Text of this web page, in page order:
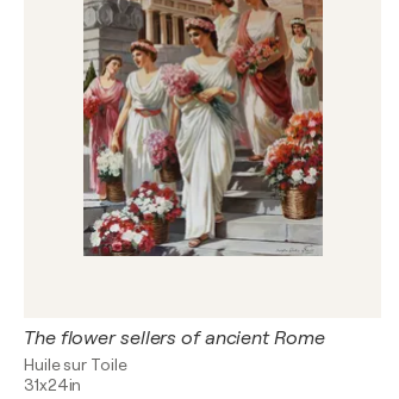
The flower sellers of ancient Rome
Huile sur Toile
31x24in